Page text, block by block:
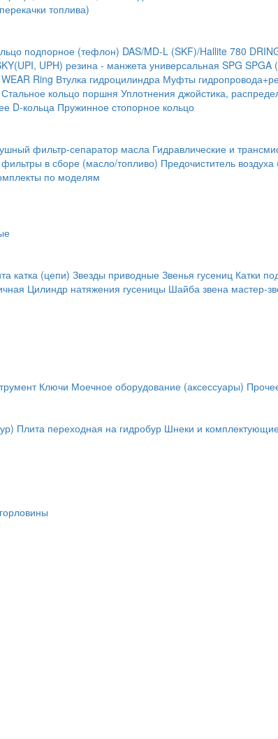
топлива)
подпорное (тефлон) DAS/MD-L (SKF)/Hallite 780
UPH) резина - манжета универсальная SPG SPGA
Ring Втулка гидроцилиндра Муфты
Стальное кольцо поршня Уплотнения джойстика,
D-кольца Пружинное стопорное кольцо
фильтр-сепаратор масла Гидравлические и
в сборе (масло/топливо) Предочиститель воздуха
по моделям
катка (цепи) Звезды приводные Звенья гусениц Катки
Цилиндр натяжения гусеницы Шайба звена мастер-
Ключи Моечное оборудование (аксессуары)
Плита переходная на гидробур Шнеки и